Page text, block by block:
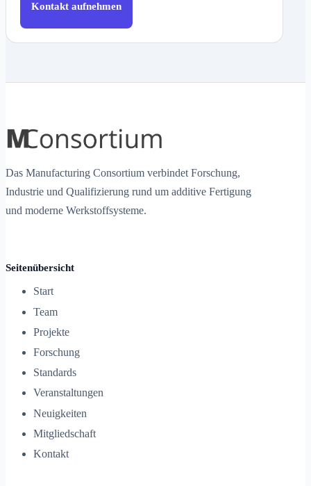
Kontakt aufnehmen
Das Manufacturing Consortium verbindet Forschung,
Industrie und Qualifizierung rund um additive Fertigung
und moderne Werkstoffsysteme.
Seitenübersicht
Start
Team
Projekte
Forschung
Standards
Veranstaltungen
Neuigkeiten
Mitgliedschaft
Kontakt